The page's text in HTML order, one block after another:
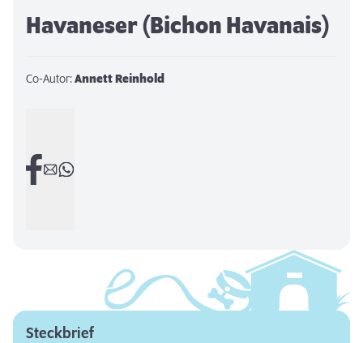
Havaneser (Bichon Havanais)
Co-Autor:Annett Reinhold
Steckbrief